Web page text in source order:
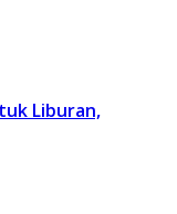
Liburan,